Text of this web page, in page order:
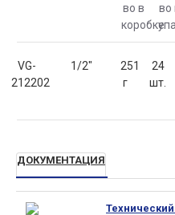
во в
коробке
во
VG-
212202
1/2"
251
г
24
шт.
ДОКУМЕНТАЦИЯ